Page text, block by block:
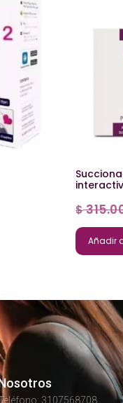
$
Añadir
3107568708